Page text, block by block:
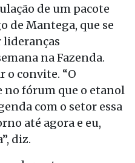
de um pacote
de Mantega, que se
lideranças
na Fazenda.
o convite. “O
fórum que o etanol
com o setor essa
até agora e eu,
diz.